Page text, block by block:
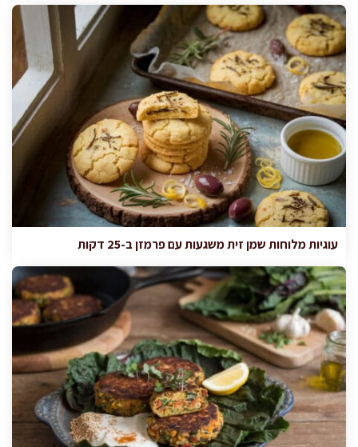
עוגיות מלוחות שמן זית משגעות עם פרמזן ב-25 דקות